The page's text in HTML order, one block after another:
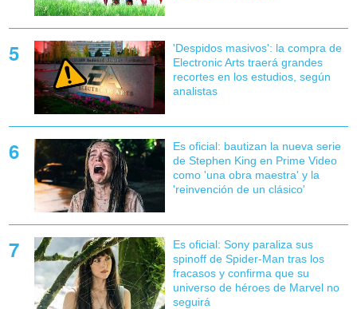
'Despidos masivos': la compra de
Electronic Arts traerá grandes
recortes en los estudios, según
analistas
Es oficial: bautizan la nueva serie
de Stephen King en Prime Video
como 'una obra maestra' y la
'reinvención de un clásico'
Es oficial: Sony paraliza sus
spinoff de Spider-Man tras los
fracasos y confirma que su
universo de héroes de Marvel no
seguirá